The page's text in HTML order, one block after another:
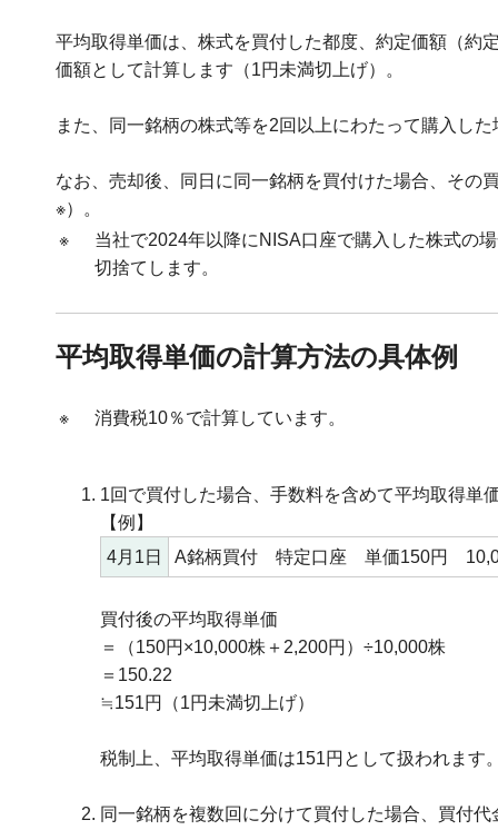
平均取得単価は、株式を買付した都度、約定価額（約
価額として計算します（1円未満切上げ）。
また、同一銘柄の株式等を2回以上にわたって購入し
なお、売却後、同日に同一銘柄を買付けた場合、その
※）。
※
当社で2024年以降にNISA口座で購入した株式の
切捨てします。
平均取得単価の計算方法の具体例
※ 消費税10％で計算しています。
1回で買付した場合、手数料を含めて平均取得単
【例】
4月1日
A銘柄買付 特定口座 単価150円
買付後の平均取得単価
＝（150円×10,000株＋2,200円）÷10,000株
＝150.22
≒151円（1円未満切上げ）
税制上、平均取得単価は151円として扱われます
同一銘柄を複数回に分けて買付した場合、買付